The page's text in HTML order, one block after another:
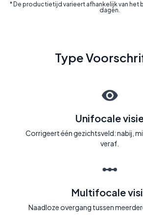
* De productietijd varieert afhankelijk van het
dagen.
Type
Unifocale
Corrigeert één gezichtsveld: nabij,
veraf.
Multifocale
Naadloze overgang tussen